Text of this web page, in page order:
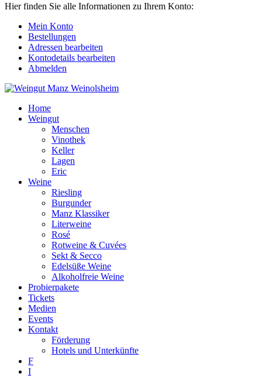
Hier finden Sie alle Informationen zu Ihrem Konto:
Mein Konto
Bestellungen
Adressen bearbeiten
Kontodetails bearbeiten
Abmelden
Home
Weingut
Menschen
Vinothek
Keller
Lagen
Eric
Weine
Riesling
Burgunder
Manz Klassiker
Literweine
Rosé
Rotweine & Cuvées
Sekt & Secco
Edelsüße Weine
Alkoholfreie Weine
Probierpakete
Tickets
Medien
Events
Kontakt
Förderung
Hotels und Unterkünfte
F
I